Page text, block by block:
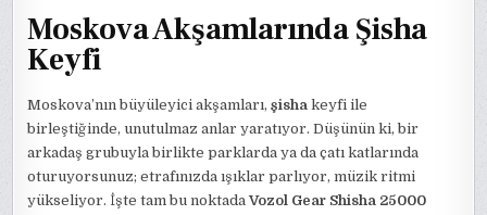
Moskova Akşamlarında Şisha
Keyfi
Moskova’nın büyüleyici akşamları,şisha keyfi ile
birleştiğinde, unutulmaz anlar yaratıyor. Düşünün ki, bir
arkadaş grubuyla birlikte parklarda ya da çatı katlarında
oturuyorsunuz; etrafınızda ışıklar parlıyor, müzik ritmi
yükseliyor. İşte tam bu noktadaVozol Gear Shisha 25000